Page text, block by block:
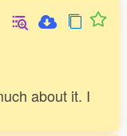
about it. I